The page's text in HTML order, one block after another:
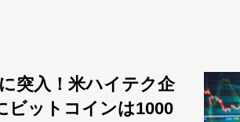
突入！米ハイテク企
ビットコインは1000